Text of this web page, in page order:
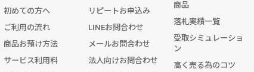
初めての方へ
ご利用の流れ
商品お預け方法
サービス利用料
リピートお申込み
LINEお問合わせ
メールお問合わせ
法人向けお問合わせ
商品
落札実績一覧
受取シミュレーショ
ン
高く売る為のコツ